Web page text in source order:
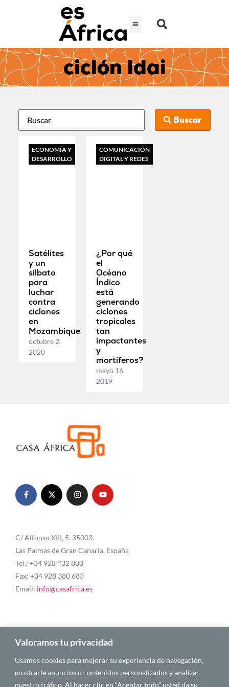
Valoramos tu privacidad
Usamos cookies para mejorar su experiencia de navegación,
mostrarle anuncios o contenidos personalizados y analizar
nuestro tráfico. Al hacer clic en “Aceptar todo” usted da su
ciclón Idai
Buscar
ECONOMÍA Y
DESARROLLO
Satélites
y un
silbato
para
luchar
contra
ciclones
en
Mozambique
octubre 2,
2020
COMUNICACIÓN
DIGITAL Y REDES
¿Por qué
el
Océano
Índico
está
generando
ciclones
tropicales
tan
impactantes
y
mortíferos?
mayo 16,
2019
C/ Alfonso XIII, 5. 35003.
Las Palmas de Gran Canaria. España
Tel.: +34 928 432 800
Fax: +34 928 380 683
Email: info@casafrica.es
Blog
Quiénes somos